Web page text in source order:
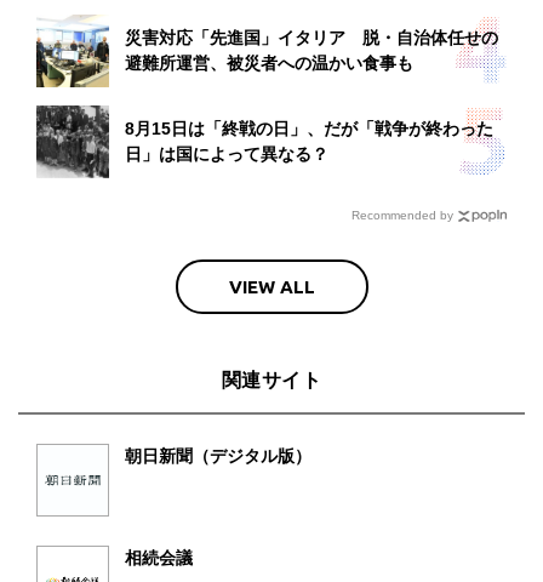
災害対応「先進国」イタリア 脱・自治体任せの
避難所運営、被災者への温かい食事も
8月15日は「終戦の日」、だが「戦争が終わった
日」は国によって異なる？
Recommended by
VIEW ALL
関連サイト
朝日新聞（デジタル版）
相続会議